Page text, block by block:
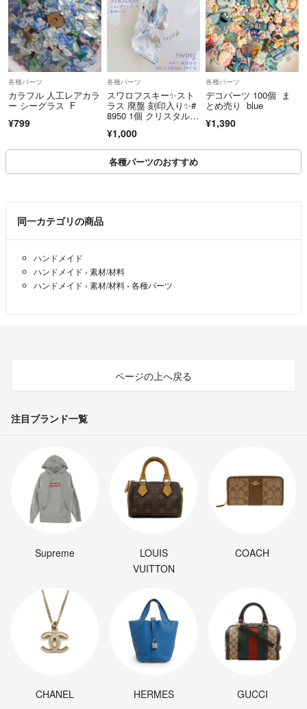
多少の値引き対応できますのでご相談下さい°˖✧◝(⁰▿⁰)◜✧˖°
各種パーツ
カラフル 人工レアカラ
ー シーグラス F
¥799
各種パーツ
スワロフスキー✨スト
ラス 廃盤 刻印入り✨#
8950 1個 クリスタル_
¥1,000
各種パーツ
デコパーツ 100個 ま
とめ売り blue
¥1,390
各種パーツのおすすめ
同一カテゴリの商品
ハンドメイド
ハンドメイド › 素材/材料
ハンドメイド › 素材/材料 › 各種パーツ
ページの上へ戻る
注目ブランド一覧
Supreme
LOUIS
VUITTON
COACH
CHANEL HERMES GUCCI